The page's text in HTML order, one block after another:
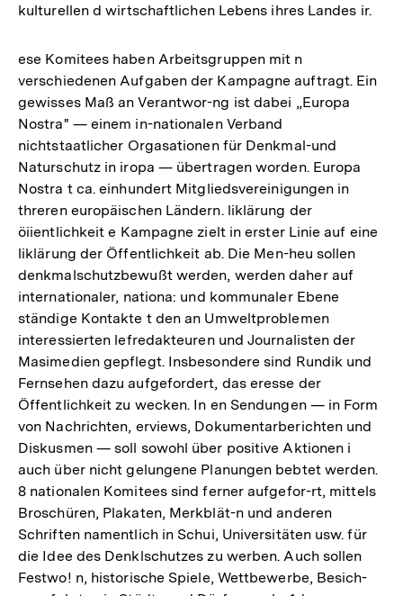
kulturellen d wirtschaftlichen Lebens ihres Landes ir.
ese Komitees haben Arbeitsgruppen mit n
verschiedenen Aufgaben der Kampagne auftragt. Ein
gewisses Maß an Verantwor-ng ist dabei „Europa
Nostra" — einem in-nationalen Verband
nichtstaatlicher Orgasationen für Denkmal-und
Naturschutz in iropa — übertragen worden. Europa
Nostra t ca. einhundert Mitgliedsvereinigungen in
threren europäischen Ländern. liklärung der
öiientlichkeit e Kampagne zielt in erster Linie auf eine
liklärung der Öffentlichkeit ab. Die Men-heu sollen
denkmalschutzbewußt werden, werden daher auf
internationaler, nationa: und kommunaler Ebene
ständige Kontakte t den an Umweltproblemen
interessierten lefredakteuren und Journalisten der
Masimedien gepflegt. Insbesondere sind Rundik und
Fernsehen dazu aufgefordert, das eresse der
Öffentlichkeit zu wecken. In en Sendungen — in Form
von Nachrichten, erviews, Dokumentarberichten und
Diskusmen — soll sowohl über positive Aktionen i
auch über nicht gelungene Planungen bebtet werden.
8 nationalen Komitees sind ferner aufgefor-rt, mittels
Broschüren, Plakaten, Merkblät-n und anderen
Schriften namentlich in Schui, Universitäten usw. für
die Idee des Denklschutzes zu werben. Auch sollen
Festwo! n, historische Spiele, Wettbewerbe, Besich-